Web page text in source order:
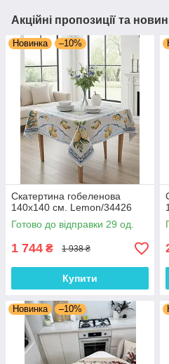
Акційні пропозиції та
Новинка –10%
Скатертина гобеленова
140х140 см. Lemon/34426
Готово до відправки 29 од.
1 744 ₴ 1 938 ₴
Купити
Новинка –10%